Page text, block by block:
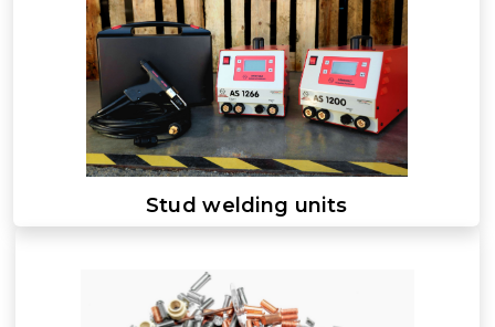
Stud welding units